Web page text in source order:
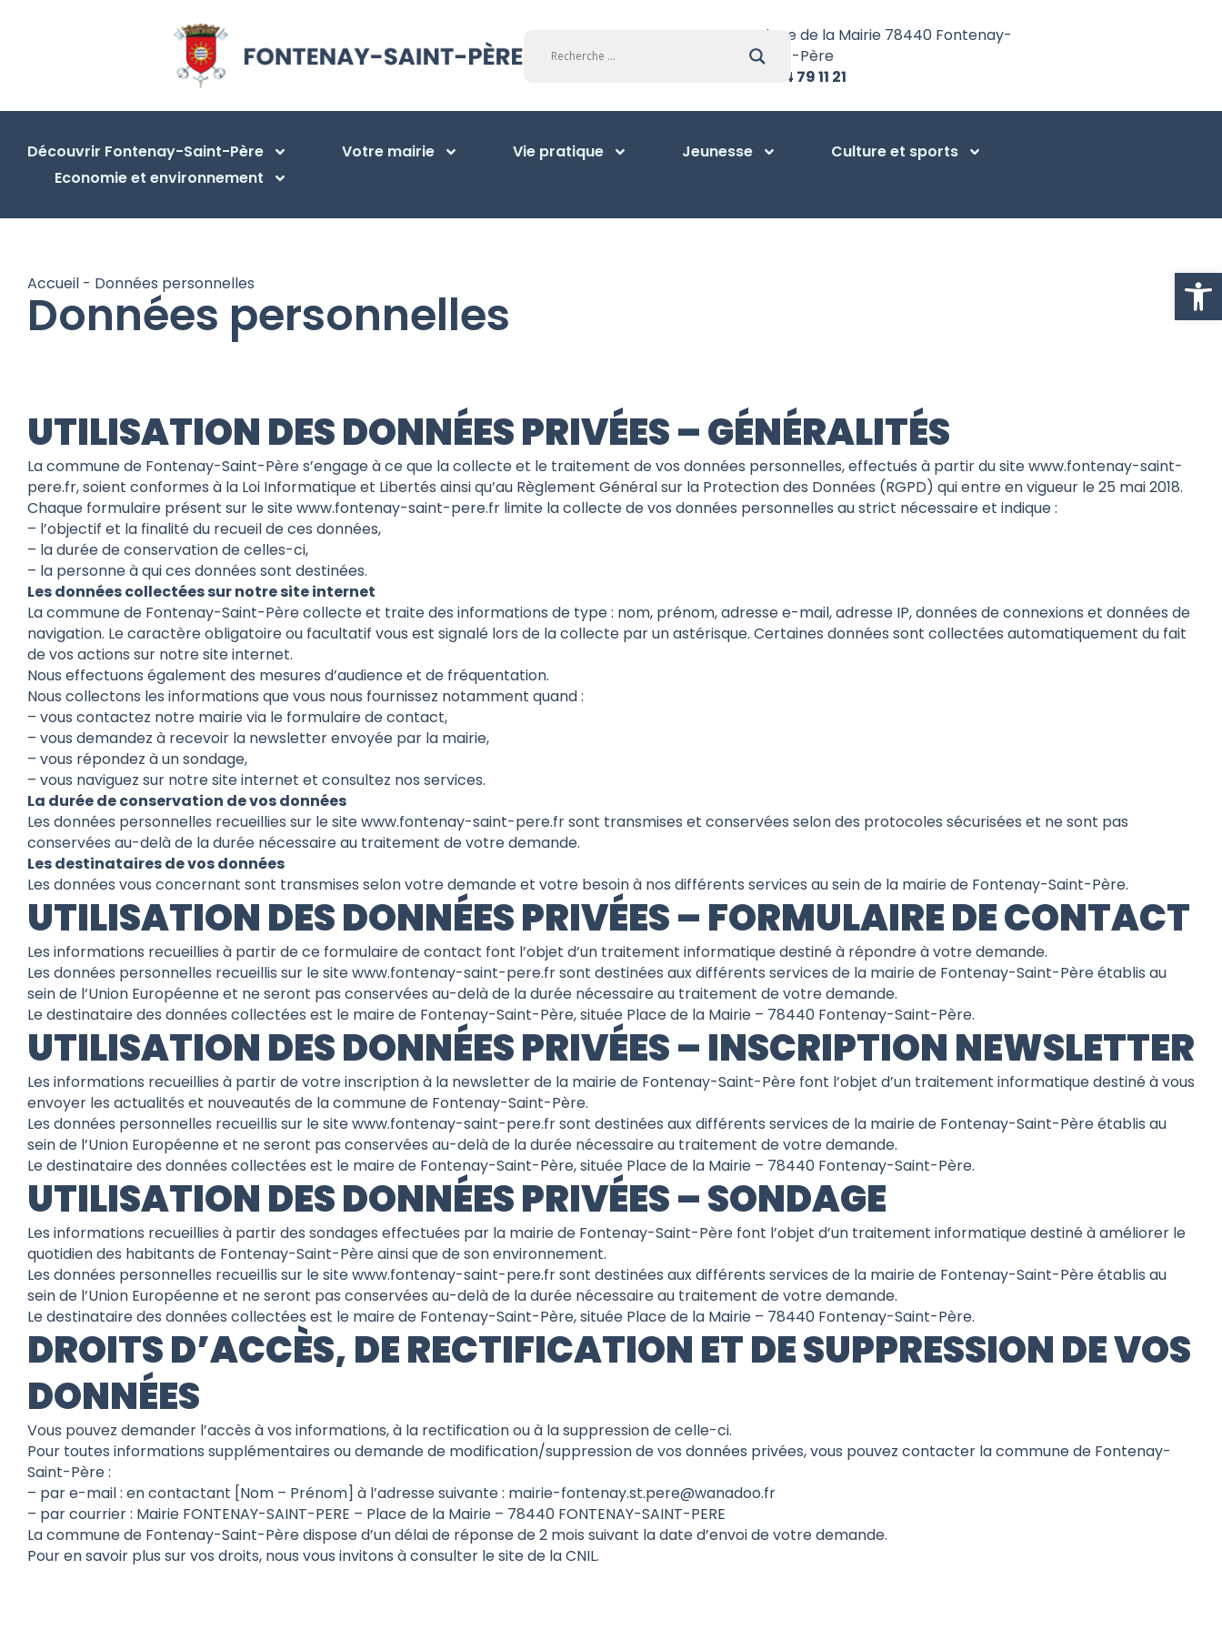
Ouvrir
Place de la Mairie 78440 Fontenay-
Saint-Père
01 34 79 11 21
Découvrir Fontenay-Saint-Père Votre mairie Vie pratique Jeunesse
Culture et sports
Economie et environnement
Accueil - Données personnelles
Données personnelles
UTILISATION DES DONNÉES PRIVÉES – GÉNÉRALITÉS
La commune de Fontenay-Saint-Père s’engage à ce que la collecte et le traitement de vos données personnelles, effectués à partir du site www.fontenay-saint-
pere.fr, soient conformes à la Loi Informatique et Libertés ainsi qu’au Règlement Général sur la Protection des Données (RGPD) qui entre en vigueur le 25 mai 2018.
Chaque formulaire présent sur le site www.fontenay-saint-pere.fr limite la collecte de vos données personnelles au strict nécessaire et indique :
– l’objectif et la finalité du recueil de ces données,
– la durée de conservation de celles-ci,
– la personne à qui ces données sont destinées.
Les données collectées sur notre site internet
La commune de Fontenay-Saint-Père collecte et traite des informations de type : nom, prénom, adresse e-mail, adresse IP, données de connexions et données de
navigation. Le caractère obligatoire ou facultatif vous est signalé lors de la collecte par un astérisque. Certaines données sont collectées automatiquement du fait
de vos actions sur notre site internet.
Nous effectuons également des mesures d’audience et de fréquentation.
Nous collectons les informations que vous nous fournissez notamment quand :
– vous contactez notre mairie via le formulaire de contact,
– vous demandez à recevoir la newsletter envoyée par la mairie,
– vous répondez à un sondage,
– vous naviguez sur notre site internet et consultez nos services.
La durée de conservation de vos données
Les données personnelles recueillies sur le site www.fontenay-saint-pere.fr sont transmises et conservées selon des protocoles sécurisées et ne sont pas
conservées au-delà de la durée nécessaire au traitement de votre demande.
Les destinataires de vos données
Les données vous concernant sont transmises selon votre demande et votre besoin à nos différents services au sein de la mairie de Fontenay-Saint-Père.
UTILISATION DES DONNÉES PRIVÉES – FORMULAIRE DE CONTACT
Les informations recueillies à partir de ce formulaire de contact font l’objet d’un traitement informatique destiné à répondre à votre demande.
Les données personnelles recueillis sur le site www.fontenay-saint-pere.fr sont destinées aux différents services de la mairie de Fontenay-Saint-Père établis au
sein de l’Union Européenne et ne seront pas conservées au-delà de la durée nécessaire au traitement de votre demande.
Le destinataire des données collectées est le maire de Fontenay-Saint-Père, située Place de la Mairie – 78440 Fontenay-Saint-Père.
UTILISATION DES DONNÉES PRIVÉES – INSCRIPTION NEWSLETTER
Les informations recueillies à partir de votre inscription à la newsletter de la mairie de Fontenay-Saint-Père font l’objet d’un traitement informatique destiné à vous
envoyer les actualités et nouveautés de la commune de Fontenay-Saint-Père.
Les données personnelles recueillis sur le site www.fontenay-saint-pere.fr sont destinées aux différents services de la mairie de Fontenay-Saint-Père établis au
sein de l’Union Européenne et ne seront pas conservées au-delà de la durée nécessaire au traitement de votre demande.
Le destinataire des données collectées est le maire de Fontenay-Saint-Père, située Place de la Mairie – 78440 Fontenay-Saint-Père.
UTILISATION DES DONNÉES PRIVÉES – SONDAGE
Les informations recueillies à partir des sondages effectuées par la mairie de Fontenay-Saint-Père font l’objet d’un traitement informatique destiné à améliorer le
quotidien des habitants de Fontenay-Saint-Père ainsi que de son environnement.
Les données personnelles recueillis sur le site www.fontenay-saint-pere.fr sont destinées aux différents services de la mairie de Fontenay-Saint-Père établis au
sein de l’Union Européenne et ne seront pas conservées au-delà de la durée nécessaire au traitement de votre demande.
Le destinataire des données collectées est le maire de Fontenay-Saint-Père, située Place de la Mairie – 78440 Fontenay-Saint-Père.
DROITS D’ACCÈS, DE RECTIFICATION ET DE SUPPRESSION DE VOS
DONNÉES
Vous pouvez demander l’accès à vos informations, à la rectification ou à la suppression de celle-ci.
Pour toutes informations supplémentaires ou demande de modification/suppression de vos données privées, vous pouvez contacter la commune de Fontenay-
Saint-Père :
– par e-mail : en contactant [Nom – Prénom] à l’adresse suivante : mairie-fontenay.st.pere@wanadoo.fr
– par courrier : Mairie FONTENAY-SAINT-PERE – Place de la Mairie – 78440 FONTENAY-SAINT-PERE
La commune de Fontenay-Saint-Père dispose d’un délai de réponse de 2 mois suivant la date d’envoi de votre demande.
Pour en savoir plus sur vos droits, nous vous invitons à consulter le site de laCNIL.